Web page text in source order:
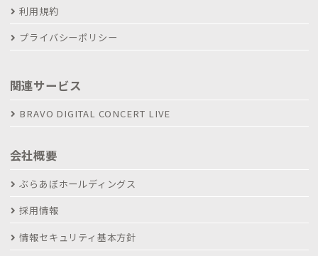
利用規約
プライバシーポリシー
関連サービス
BRAVO DIGITAL CONCERT LIVE
会社概要
ぶらあぼホールディングス
採用情報
情報セキュリティ基本方針